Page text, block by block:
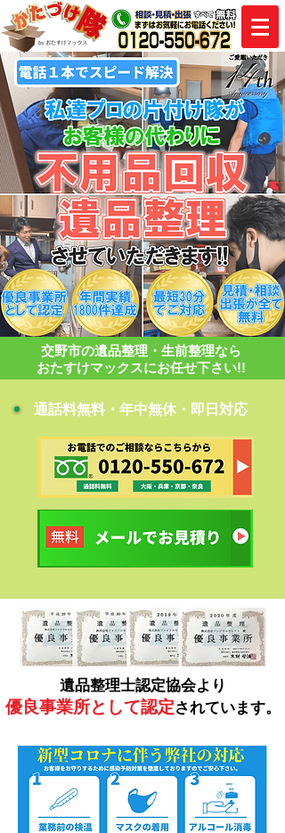
​交野市の遺品整理・生前整理なら
おたすけマックスにお任せ下さい!!
​通話料無料・年中無休・即日対応
遺品整理士認定協会より
優良事業所として認定されています。